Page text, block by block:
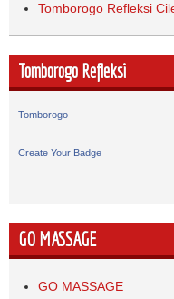
Tomborogo Refleksi
Tomborogo Refleksi
Tomborogo
Create Your Badge
GO MASSAGE
GO MASSAGE